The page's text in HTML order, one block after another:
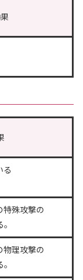
る
特殊攻撃の
物理攻撃の